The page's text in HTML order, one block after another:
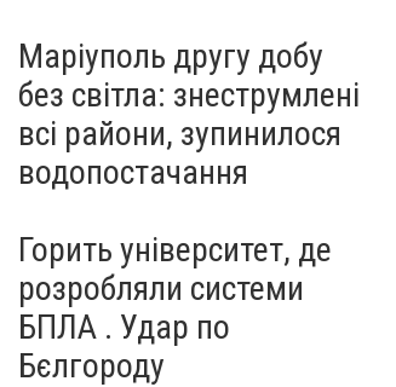
Маріуполь другу добу
без світла: знеструмлені
всі райони, зупинилося
водопостачання
Горить університет, де
розробляли системи
БПЛА . Удар по
Бєлгороду